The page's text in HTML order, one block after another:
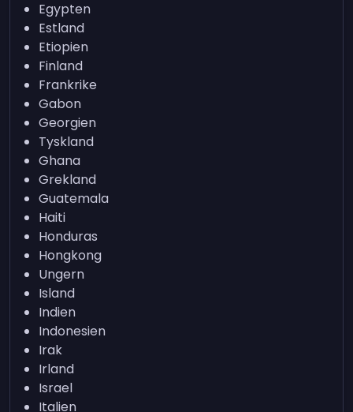
Egypten
Estland
Etiopien
Finland
Frankrike
Gabon
Georgien
Tyskland
Ghana
Grekland
Guatemala
Haiti
Honduras
Hongkong
Ungern
Island
Indien
Indonesien
Irak
Irland
Israel
Italien